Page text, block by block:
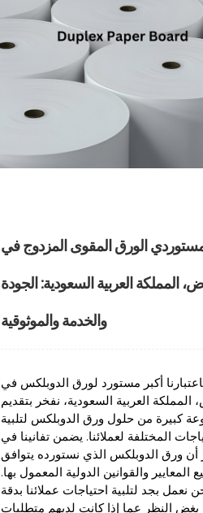
مستوردي الورق المقوى المزدوج في
المملكة العربية السعودية: الجودة
والخدمة والموثوقية
أكبر مستورد لورق الدوبلكس في
المملكة العربية السعودية، نفخر بتقديم
كبيرة من حلول ورق الدوبلكس لتلبية
المختلفة لعملائنا. يضمن تفانينا في
أن ورق الدوبلكس الذي نستورده يتوافق
المعايير والقوانين الدولية المعمول بها.
نعمل بجد لتلبية احتياجات عملائنا بدقة
النظر عما إذا كانت لديهم متطلبات